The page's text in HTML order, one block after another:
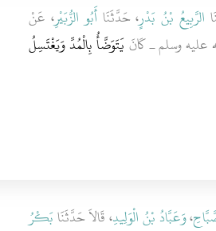
الرَّبِيعُ بْنُ بَدْرٍ، حَدَّثَنَاأَبُو الزُّبَيْرِ، عَنْ
عليه وسلم ـ كَانَيَتَوَضَّأُ بِالْمُدِّ وَيَغْتَسِلُ
،وَعَبَّادُ بْنُ الْوَلِيدِ، قَالاَ حَدَّثَنَابَكْرُ